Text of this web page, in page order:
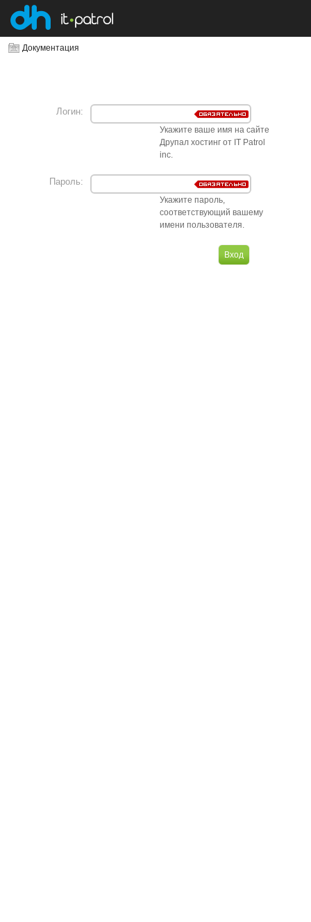
Документация
Логин:
Укажите ваше имя на сайте
Друпал хостинг от IT Patrol
inc.
Пароль:
Укажите пароль,
соответствующий вашему
имени пользователя.